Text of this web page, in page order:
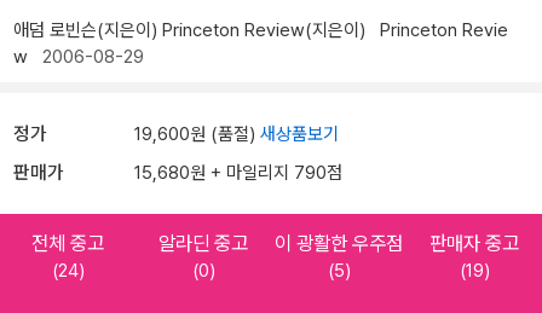
애덤 로빈슨(지은이) Princeton Review(지은이)
Princeton Revie
w 2006-08-29
정가 19,600원 (품절) 새상품보기
판매가 15,680원 + 마일리지 790점
전체 중고
(24)
알라딘 중고
(0)
이 광활한 우주점
(5)
판매자 중고
(19)